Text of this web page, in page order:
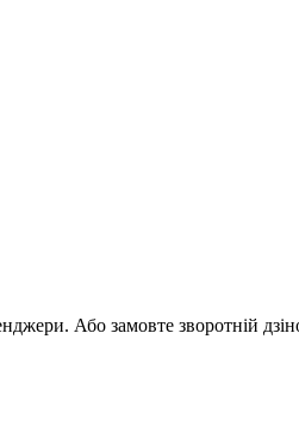
Або замовте зворотній